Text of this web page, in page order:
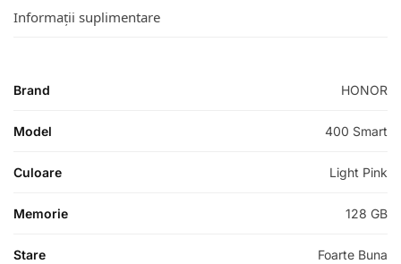
Informații suplimentare
Brand HONOR
Model 400 Smart
Culoare Light Pink
Memorie 128 GB
Stare Foarte Buna